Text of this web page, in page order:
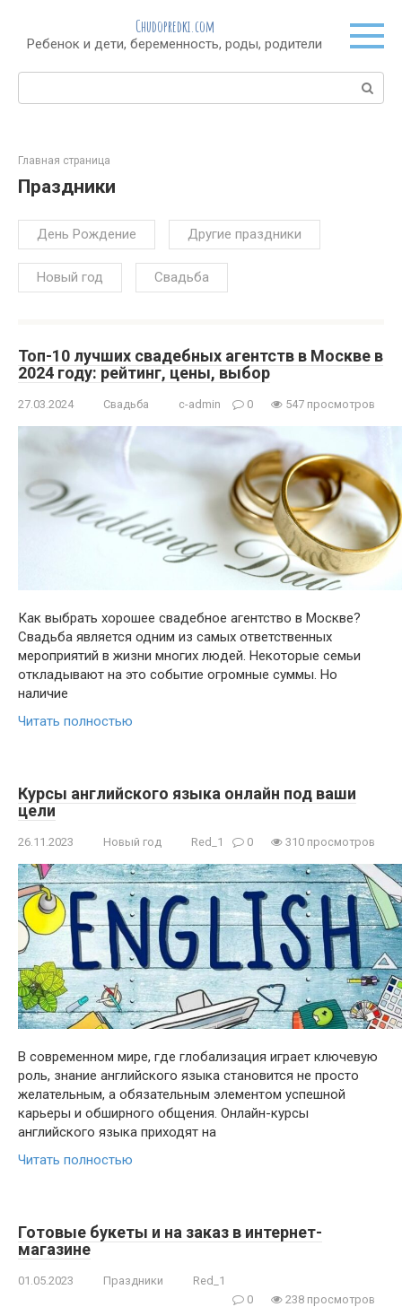
контенту
Chudopredki.com
Ребенок и дети, беременность, роды, родители
Поиск:
Главная страница
Праздники
День Рождение Другие праздники
Новый год Свадьба
Топ-10 лучших свадебных агентств в Москве в
2024 году: рейтинг, цены, выбор
27.03.2024 Свадьба c-admin 0 547 просмотров
Как выбрать хорошее свадебное агентство в Москве?
Свадьба является одним из самых ответственных
мероприятий в жизни многих людей. Некоторые семьи
откладывают на это событие огромные суммы. Но
наличие
Читать полностью
Курсы английского языка онлайн под ваши
цели
26.11.2023 Новый год Red_1 0 310 просмотров
В современном мире, где глобализация играет ключевую
роль, знание английского языка становится не просто
желательным, а обязательным элементом успешной
карьеры и обширного общения. Онлайн-курсы
английского языка приходят на
Читать полностью
Готовые букеты и на заказ в интернет-
магазине
01.05.2023 Праздники
Red_1
0
238 просмотров